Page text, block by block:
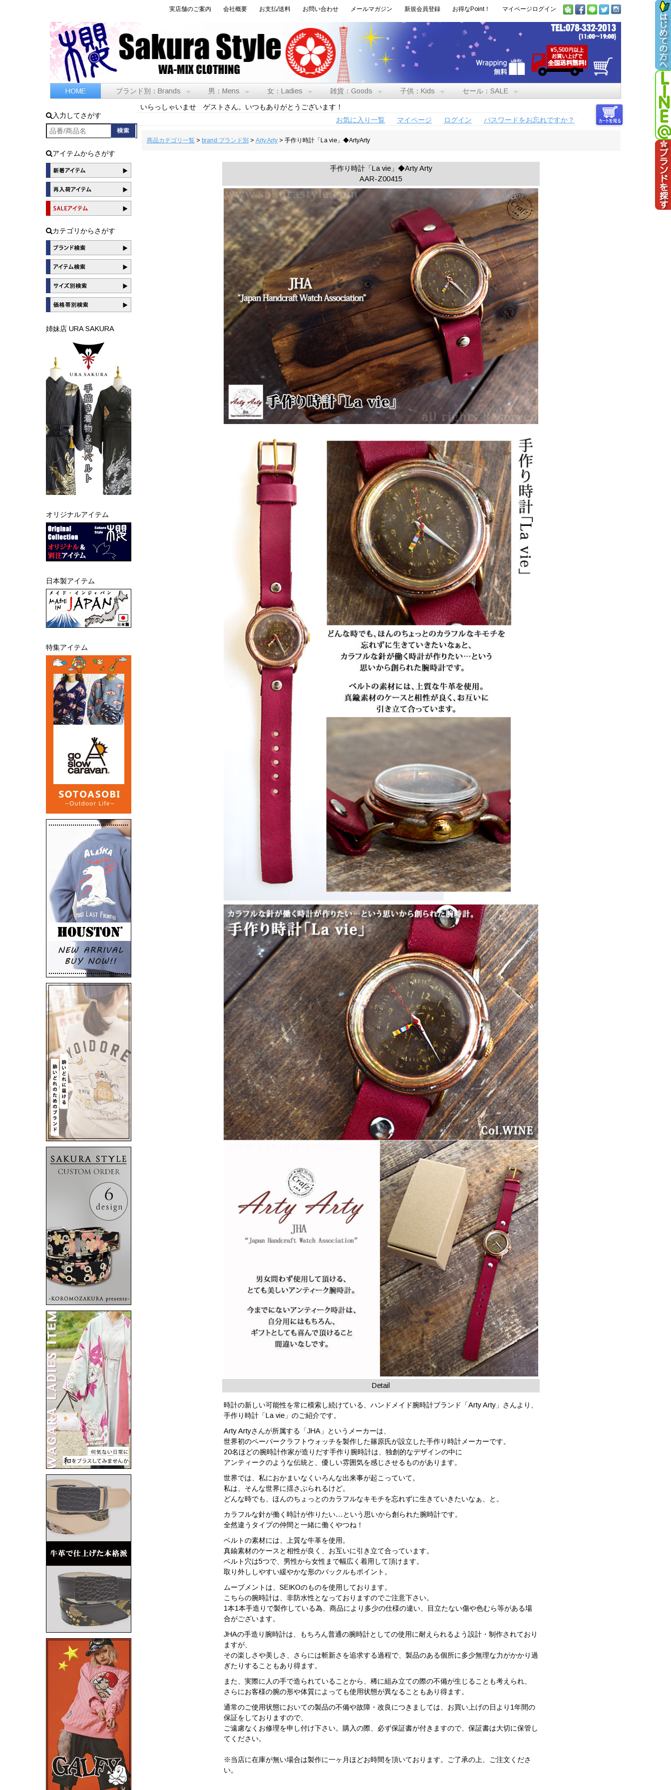
実店舗のご案内 会社概要 お支払/送料 お問い合わせ メールマガジン 新規会員登録 お得なPoint！ マイページログイン
HOME ブランド別：Brands 男：Mens 女：Ladies 雑貨：Goods 子供：Kids セール：SALE
入力してさがす
アイテムからさがす
カテゴリからさがす
姉妹店 URA SAKURA
オリジナルアイテム
日本製アイテム
特集アイテム
いらっしゃいませ ゲストさん。いつもありがとうございます！
お気に入り一覧
マイページ ログイン パスワードをお忘れですか？
商品カテゴリ一覧> brand:ブランド別 > Arty Arty> 手作り時計「La vie」◆ArtyArty
手作り時計「La vie」◆Arty Arty
AAR-Z00415
Detail
時計の新しい可能性を常に模索し続けている、ハンドメイド腕時計ブランド「Arty Arty」さんより、
手作り時計「La vie」のご紹介です。
Arty Artyさんが所属する「JHA」というメーカーは、
世界初のペーパークラフトウォッチを製作した篠原氏が設立した手作り時計メーカーです。
20名ほどの腕時計作家が造りだす手作り腕時計は、独創的なデザインの中に
アンティークのような伝統と、優しい雰囲気を感じさせるものがあります。
世界では、私におかまいなくいろんな出来事が起こっていて。
私は、そんな世界に揺さぶられるけど。
どんな時でも、ほんのちょっとのカラフルなキモチを忘れずに生きていきたいなぁ、と。
カラフルな針が働く時計が作りたい…という思いから創られた腕時計です。
全然違うタイプの仲間と一緒に働くやつね！
ベルトの素材には、上質な牛革を使用。
真鍮素材のケースと相性が良く、お互いに引き立て合っています。
ベルト穴は5つで、男性から女性まで幅広く着用して頂けます。
取り外ししやすい緩やかな形のバックルもポイント。
ムーブメントは、SEIKOのものを使用しております。
こちらの腕時計は、非防水性となっておりますのでご注意下さい。
1本1本手造りで製作している為、商品により多少の仕様の違い、目立たない傷や色むら等がある場
合がございます。
JHAの手造り腕時計は、もちろん普通の腕時計としての使用に耐えられるよう設計・制作されており
ますが、
その楽しさや美しさ、さらには斬新さを追求する過程で、製品のある個所に多少無理な力がかかり過
ぎたりすることもあり得ます。
また、実際に人の手で造られていることから、稀に組み立ての際の不備が生じることも考えられ、
さらにお客様の腕の形や体質によっても使用状態が異なることもあり得ます。
通常のご使用状態においての製品の不備や故障・改良につきましては、お買い上げの日より1年間の
保証をしておりますので、
ご遠慮なくお修理を申し付け下さい。購入の際、必ず保証書が付きますので、保証書は大切に保管し
てください。
※当店に在庫が無い場合は製作に一ヶ月ほどお時間を頂いております。ご了承の上、ご注文くださ
い。